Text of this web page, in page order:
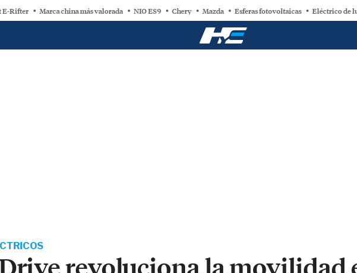
E-Rifter Marca china más valorada NIO ES9 Chery Mazda Esferas fotovoltaicas Eléctrico de